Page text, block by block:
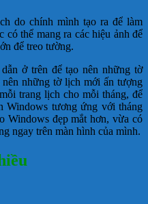
do chính mình tạo ra để làm
có thể mang ra các hiệu ảnh để
để treo tường.
ở trên để tạo nên những tờ
những tờ lịch mới ấn tượng
trang lịch cho mỗi tháng, để
Windows tương ứng với tháng
Windows đẹp mắt hơn, vừa có
ngay trên màn hình của mình.